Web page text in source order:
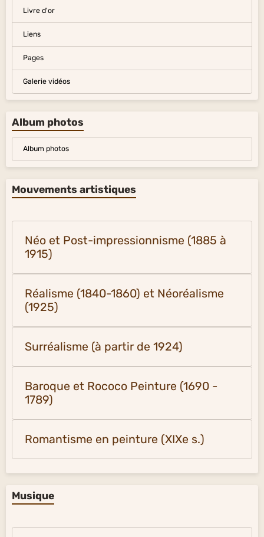
Livre d'or
Liens
Pages
Galerie vidéos
Album photos
Album photos
Mouvements artistiques
Néo et Post-impressionnisme (1885 à
1915)
Réalisme (1840-1860) et Néoréalisme
(1925)
Surréalisme (à partir de 1924)
Baroque et Rococo Peinture (1690 -
1789)
Romantisme en peinture (XIXe s.)
Musique